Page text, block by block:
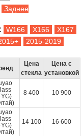
Заднее
Цена
стекла
Цена с
установкой
8 400 10 900
14 100 16 600